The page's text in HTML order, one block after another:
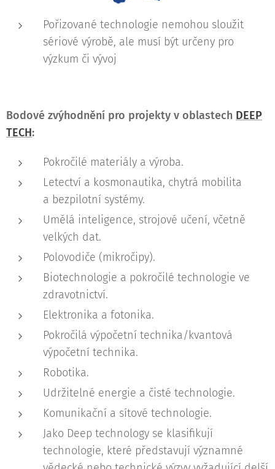
Pořizované technologie nemohou sloužit
sériové výrobě, ale musí být určeny pro
výzkum či vývoj
Bodové zvýhodnění pro projekty v oblastech DEEP
TECH:
Pokročilé materiály a výroba.
Letectví a kosmonautika, chytrá mobilita
a bezpilotní systémy.
Umělá inteligence, strojové učení, včetně
velkých dat.
Polovodiče (mikročipy).
Biotechnologie a pokročilé technologie ve
zdravotnictví.
Elektronika a fotonika.
Pokročilá výpočetní technika/kvantová
výpočetní technika.
Robotika.
Udržitelné energie a čisté technologie.
Komunikační a sítové technologie.
Jako Deep technology se klasifikují
technologie, které představují významné